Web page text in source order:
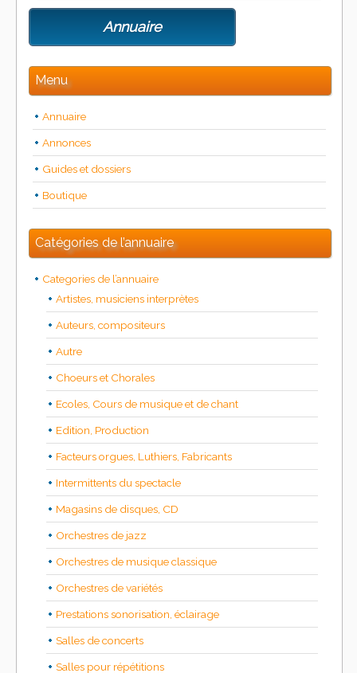
Annuaire
Menu
Annuaire
Annonces
Guides et dossiers
Boutique
Catégories de l’annuaire
Categories de l’annuaire
Artistes, musiciens interprètes
Auteurs, compositeurs
Autre
Choeurs et Chorales
Ecoles, Cours de musique et de chant
Edition, Production
Facteurs orgues, Luthiers, Fabricants
Intermittents du spectacle
Magasins de disques, CD
Orchestres de jazz
Orchestres de musique classique
Orchestres de variétés
Prestations sonorisation, éclairage
Salles de concerts
Salles pour répétitions